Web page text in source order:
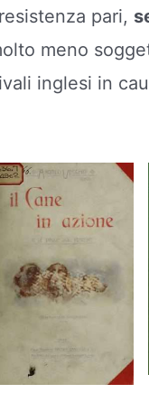
pari,
meno
inglesi in